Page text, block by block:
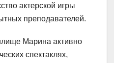
актерской игры
преподавателей.
Марина активно
спектаклях,